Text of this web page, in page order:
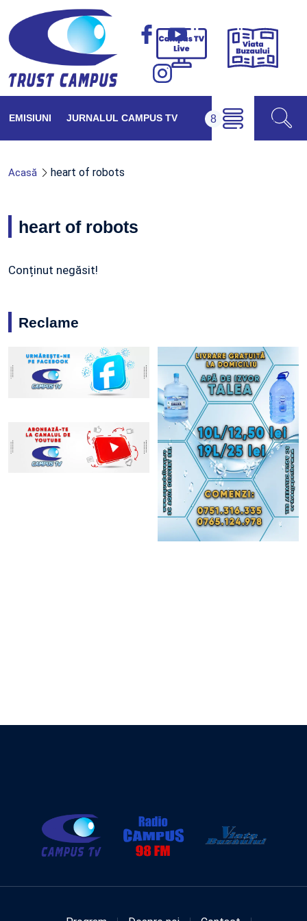
Campus
Viața
EMISIUNI JURNALUL CAMPUS TV
Acasă heart of robots
heart of robots
Conținut negăsit!
Reclame